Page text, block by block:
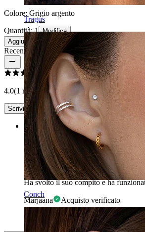
Tragus
Conch
Colore: Grigio argento
Quantità: 1 Modifica
Aggiungi al carrello
Recensioni del prodotto
4.0(1 recensioni)
Scrivi una recensione
Rating
sì
Ha svolto il suo compito e ha
Marjaana Acquisto verificato
Tradotto dall'IA Mostra originale